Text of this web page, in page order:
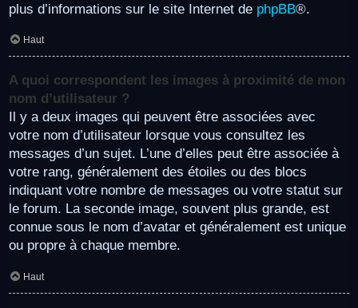
plus d’informations sur le site Internet de phpBB®.
Haut
A quoi correspondent les images à proximité de mon
nom d’utilisateur ?
Il y a deux images qui peuvent être associées avec
votre nom d’utilisateur lorsque vous consultez les
messages d’un sujet. L’une d’elles peut être associée à
votre rang, généralement des étoiles ou des blocs
indiquant votre nombre de messages ou votre statut sur
le forum. La seconde image, souvent plus grande, est
connue sous le nom d’avatar et généralement est unique
ou propre à chaque membre.
Haut